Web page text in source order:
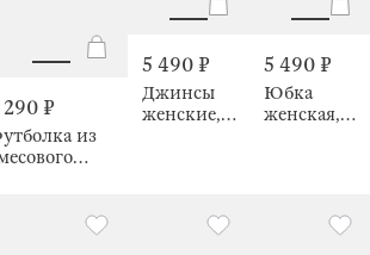
290 ₽
из
5 490 ₽
Джинсы
женские,
5 490 ₽
Юбка
женская,